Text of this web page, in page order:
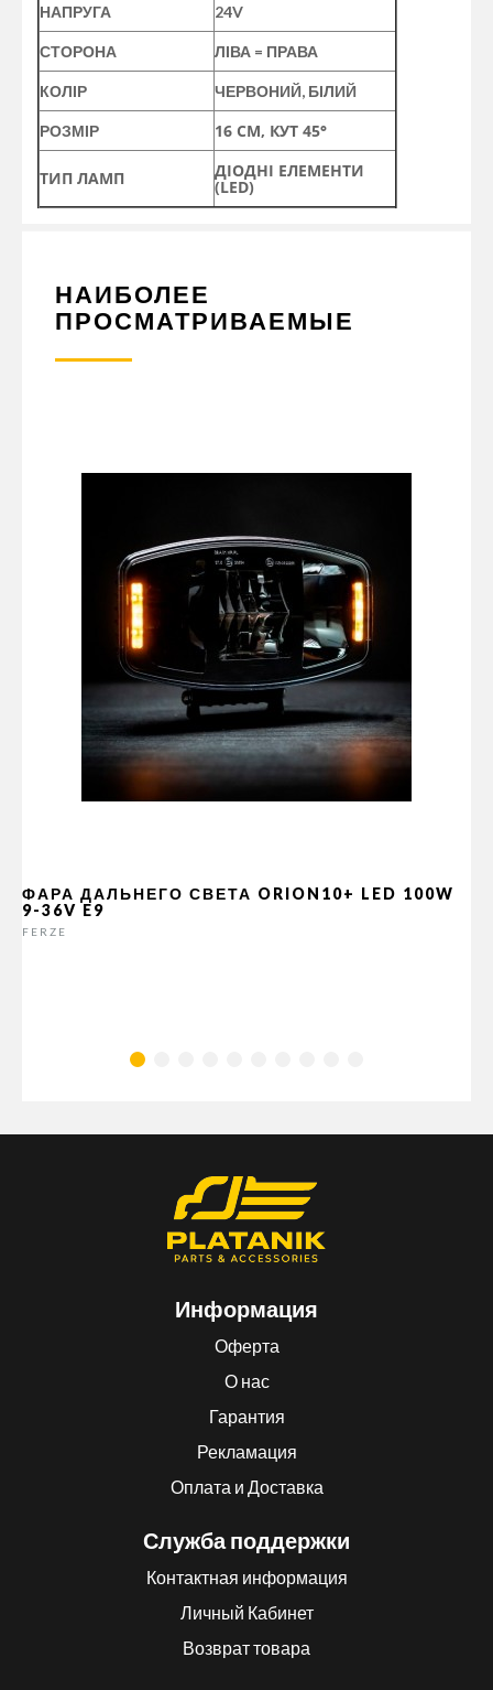
НАПРУГА 24V
СТОРОНА ЛІВА = ПРАВА
КОЛІР ЧЕРВОНИЙ, БІЛИЙ
РОЗМІР 16 СМ, КУТ 45°
ТИП ЛАМП ДІОДНІ ЕЛЕМЕНТИ
(LED)
НАИБОЛЕЕ
ПРОСМАТРИВАЕМЫЕ
ФАРА ДАЛЬНЕГО СВЕТА ORION10+ LED 100W
9-36V E9
FERZE
Информация
Оферта
О нас
Гарантия
Рекламация
Оплата и Доставка
Служба поддержки
Контактная информация
Личный Кабинет
Возврат товара